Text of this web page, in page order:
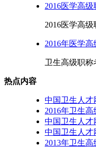
2016医学高
2016医学高
2016年医学
卫生高级职称
热点内容
中国卫生人才
2016年卫生
中国卫生人才
中国卫生人才
2013年卫生